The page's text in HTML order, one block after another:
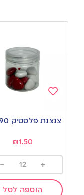
to
wishlist
צנצנת פלסטיק 90 מ”ל
₪1.50
+
-
הוספה לסל